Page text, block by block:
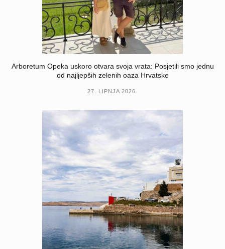
Arboretum Opeka uskoro otvara svoja vrata: Posjetili smo jednu
od najljepših zelenih oaza Hrvatske
27. LIPNJA 2026.